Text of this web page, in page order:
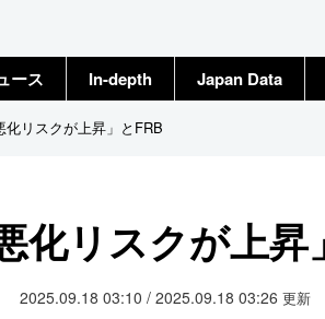
ース
プ
In-depth Japan Data
化リスクが上昇」とFRB
化リスクが上
2025.09.18 03:10 / 2025.09.18 03:26 更新